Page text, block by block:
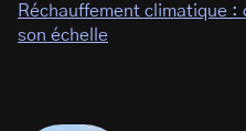
Réchauffement climatique :
son échelle